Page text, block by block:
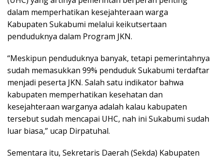
dalam memperhatikan kesejahteraan warga
Kabupaten Sukabumi melalui keikutsertaan
penduduknya dalam Program JKN.
“Meskipun penduduknya banyak, tetapi pemerintahnya
sudah memasukkan 99% penduduk Sukabumi terdaftar
menjadi peserta JKN. Salah satu indikator bahwa
kabupaten memperhatikan kesehatan dan
kesejahteraan warganya adalah kalau kabupaten
tersebut sudah mencapai UHC, nah ini Sukabumi sudah
luar biasa,” ucap Dirpatuhal.
Sementara itu, Sekretaris Daerah (Sekda) Kabupaten